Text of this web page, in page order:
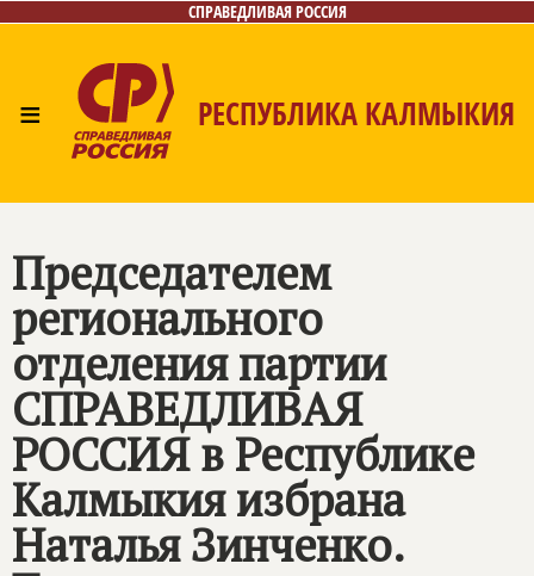
СПРАВЕДЛИВАЯ РОССИЯ
≡ РЕСПУБЛИКА КАЛМЫКИЯ
Председателем
регионального
отделения партии
СПРАВЕДЛИВАЯ
РОССИЯв Республике
Калмыкия избрана
Наталья Зинченко.